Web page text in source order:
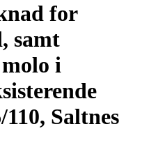
for
samt
i
Saltnes